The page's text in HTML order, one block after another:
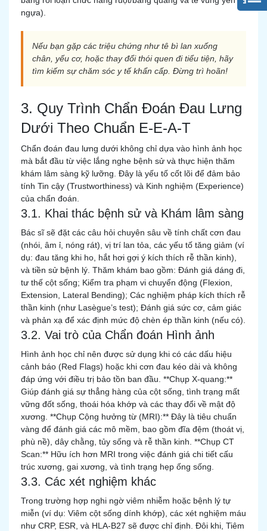
ngựa).
Nếu bạn gặp các triệu chứng như tê bì lan xuống
chân, yếu cơ, hoặc thay đổi thói quen đi tiểu tiện, hãy
tìm kiếm sự chăm sóc y tế khẩn cấp. Đừng trì hoãn!
3. Quy Trình Chẩn Đoán Đau Lưng
Dưới Theo Chuẩn E-E-A-T
Chẩn đoán đau lưng dưới không chỉ dựa vào hình ảnh học
mà bắt đầu từ việc lắng nghe bệnh sử và thực hiện thăm
khám lâm sàng kỹ lưỡng. Đây là yếu tố cốt lõi để đảm bảo
tính Tin cậy (Trustworthiness) và Kinh nghiệm (Experience)
của chẩn đoán.
3.1. Khai thác bệnh sử và Khám lâm sàng
Bác sĩ sẽ đặt các câu hỏi chuyên sâu về tính chất cơn đau
(nhói, âm ỉ, nóng rát), vị trí lan tỏa, các yếu tố tăng giảm (ví
dụ: đau tăng khi ho, hắt hơi gợi ý kích thích rễ thần kinh),
và tiền sử bệnh lý. Thăm khám bao gồm: Đánh giá dáng đi,
tư thế cột sống; Kiểm tra phạm vi chuyển động (Flexion,
Extension, Lateral Bending); Các nghiệm pháp kích thích rễ
thần kinh (như Lasègue’s test); Đánh giá sức cơ, cảm giác
và phản xạ để xác định mức độ chèn ép thần kinh (nếu có).
3.2. Vai trò của Chẩn đoán Hình ảnh
Hình ảnh học chỉ nên được sử dụng khi có các dấu hiệu
cảnh báo (Red Flags) hoặc khi cơn đau kéo dài và không
đáp ứng với điều trị bảo tồn ban đầu. **Chụp X-quang:**
Giúp đánh giá sự thẳng hàng của cột sống, tình trạng mất
vững đốt sống, thoái hóa khớp và các thay đổi về mật độ
xương. **Chụp Cộng hưởng từ (MRI):** Đây là tiêu chuẩn
vàng để đánh giá các mô mềm, bao gồm đĩa đệm (thoát vị,
phù nề), dây chằng, tủy sống và rễ thần kinh. **Chụp CT
Scan:** Hữu ích hơn MRI trong việc đánh giá chi tiết cấu
trúc xương, gai xương, và tình trạng hẹp ống sống.
3.3. Các xét nghiệm khác
Trong trường hợp nghi ngờ viêm nhiễm hoặc bệnh lý tự
miễn (ví dụ: Viêm cột sống dính khớp), các xét nghiệm máu
như CRP, ESR, và HLA-B27 sẽ được chỉ định. Đôi khi, Tiêm